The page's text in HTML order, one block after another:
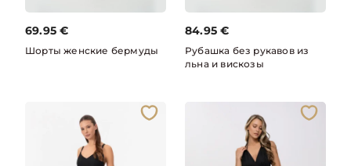
69.95 €
Шорты женские бермуды
84.95 €
Рубашка без рукавов из
льна и вискозы